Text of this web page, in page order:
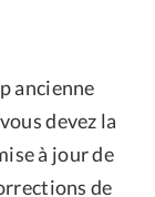
ancienne
devez la
à jour de
de